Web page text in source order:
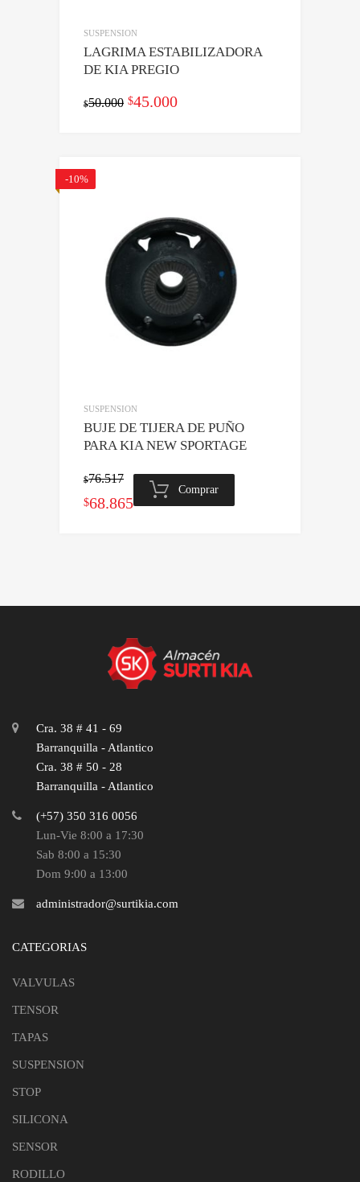
SUSPENSION
LAGRIMA ESTABILIZADORA
DE KIA PREGIO
$50.000 El
$45.000El
-10%
SUSPENSION
BUJE DE TIJERA DE PUÑO
PARA KIA NEW SPORTAGE
$76.517
El
$76.517.
$68.865El
$68.865.
Comprar
Cra. 38 # 41 - 69
Barranquilla - Atlantico
Cra. 38 # 50 - 28
Barranquilla - Atlantico
(+57) 350 316 0056
Lun-Vie 8:00 a 17:30
Sab 8:00 a 15:30
Dom 9:00 a 13:00
administrador@surtikia.com
CATEGORIAS
VALVULAS
TENSOR
TAPAS
SUSPENSION
STOP
SILICONA
SENSOR
RODILLO